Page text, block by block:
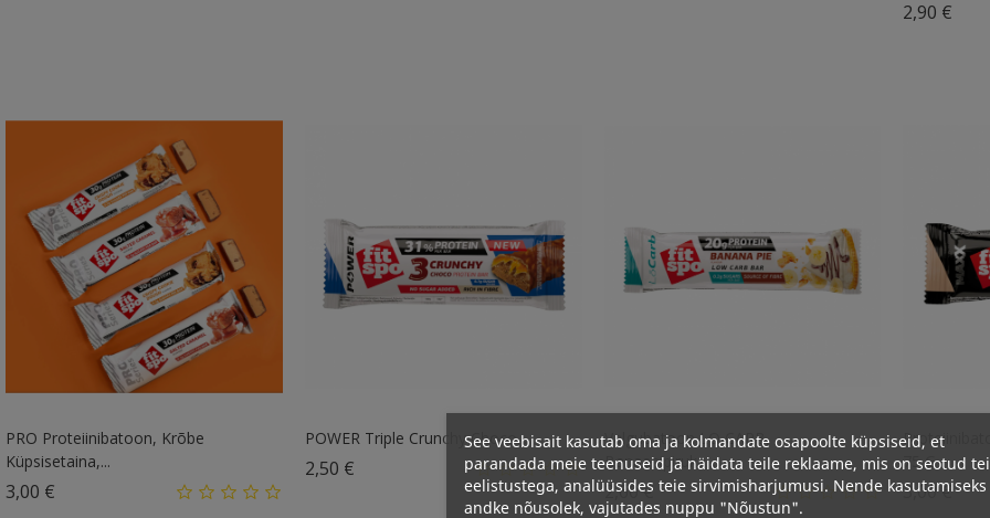
2,90 €
PRO Proteiinibatoon, Krõbe
Küpsisetaina,...
3,00 €
POWER Triple Crunchy Choco...
2,50 €Hind
Valgubatoon LO CARB,
Banaanipiruka...
2,60 €Hind
75 G
3,00 €Hind
See veebisait kasutab oma ja kolmandate osapoolte küpsiseid, et
parandada meie teenuseid ja näidata teile reklaame, mis on seotud
eelistustega, analüüsides teie sirvimisharjumusi. Nende kasutamiseks
andke nõusolek, vajutades nuppu "Nõustun".